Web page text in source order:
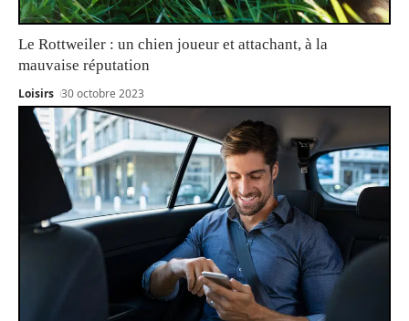
Le Rottweiler : un chien joueur et attachant, à la
mauvaise réputation
Loisirs 30 octobre 2023